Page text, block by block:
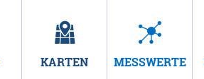
KARTEN MESSWERTE